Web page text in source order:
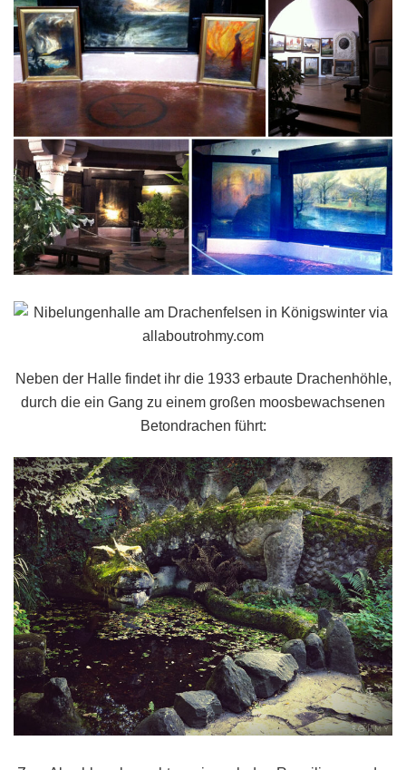
Neben der Halle findet ihr die 1933 erbaute Drachenhöhle,
durch die ein Gang zu einem großen moosbewachsenen
Betondrachen führt: